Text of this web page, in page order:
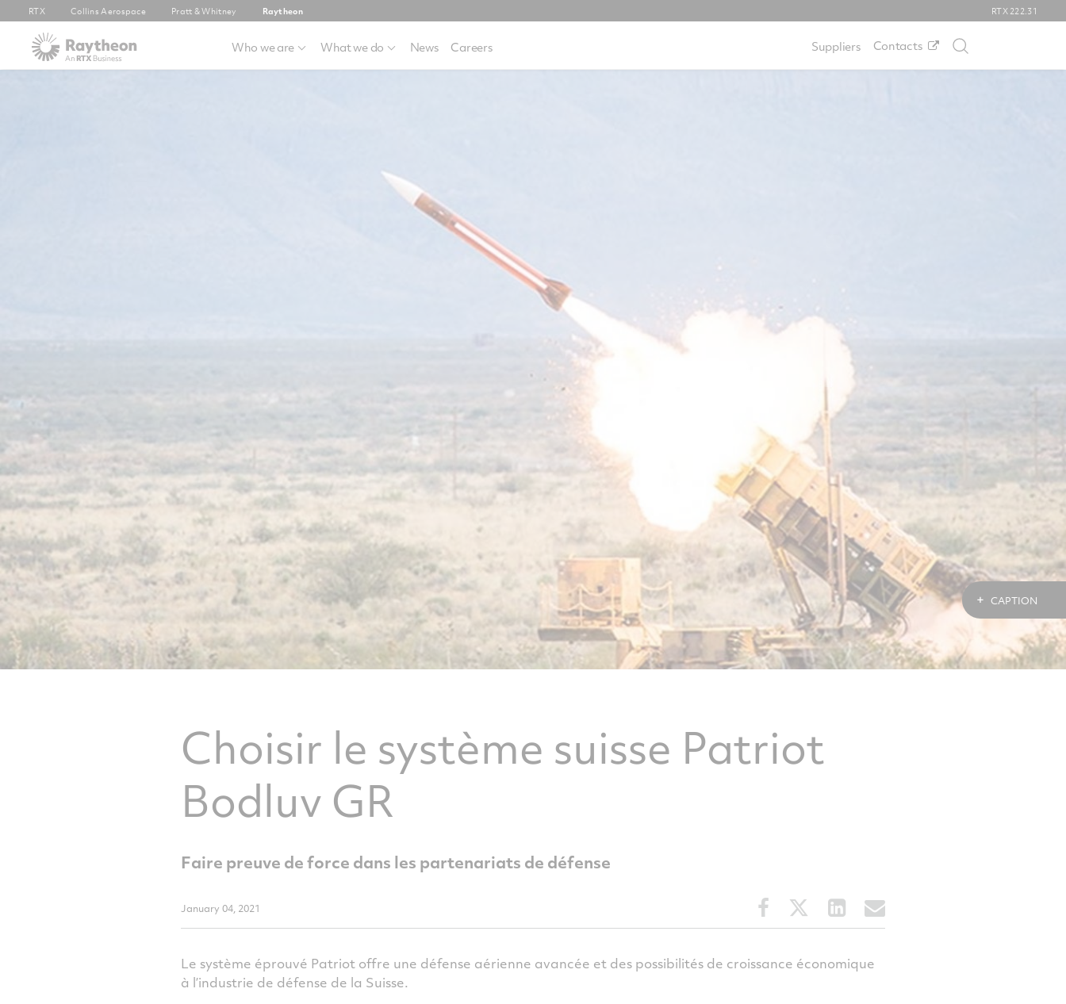
RTX Collins Aerospace Pratt & Whitney Raytheon RTX 222.31
Who we are What we do News Careers Suppliers Contacts
CAPTION
Choisir le système suisse Patriot
Bodluv GR
Faire preuve de force dans les partenariats de défense
January 04, 2021
Share
this
article
Facebook
Share
this
article
Twitter
Share
this
article
LinkedIn
Le système éprouvé Patriot offre une défense aérienne avancée et des possibilités de croissance économique
à l’industrie de défense de la Suisse.